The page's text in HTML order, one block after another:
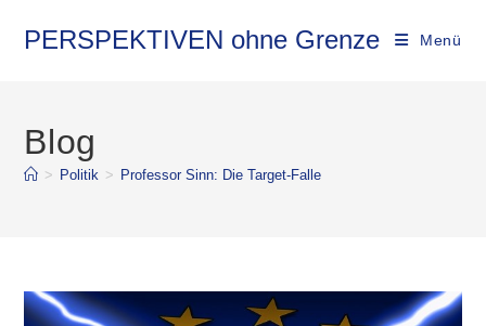
PERSPEKTIVEN ohne Grenze Menü
Blog
> Politik > Professor Sinn: Die Target-Falle